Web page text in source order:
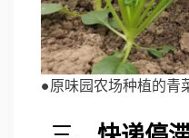
●原味园农场种植的青